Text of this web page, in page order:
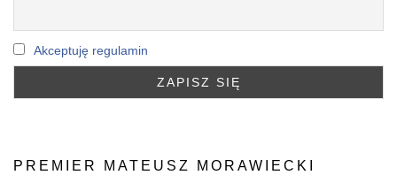
Akceptuję regulamin
PREMIER MATEUSZ MORAWIECKI